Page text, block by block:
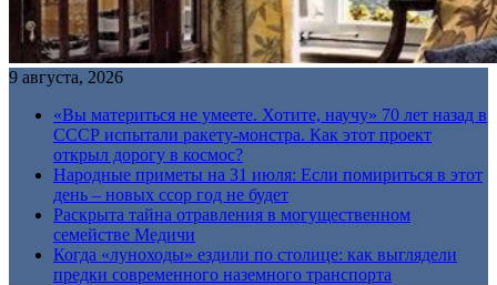
9 августа, 2026
«Вы материться не умеете. Хотите, научу» 70 лет назад в
СССР испытали ракету-монстра. Как этот проект
открыл дорогу в космос?
Народные приметы на 31 июля: Если помириться в этот
день – новых ссор год не будет
Раскрыта тайна отравления в могущественном
семействе Медичи
Когда «луноходы» ездили по столице: как выглядели
предки современного наземного транспорта